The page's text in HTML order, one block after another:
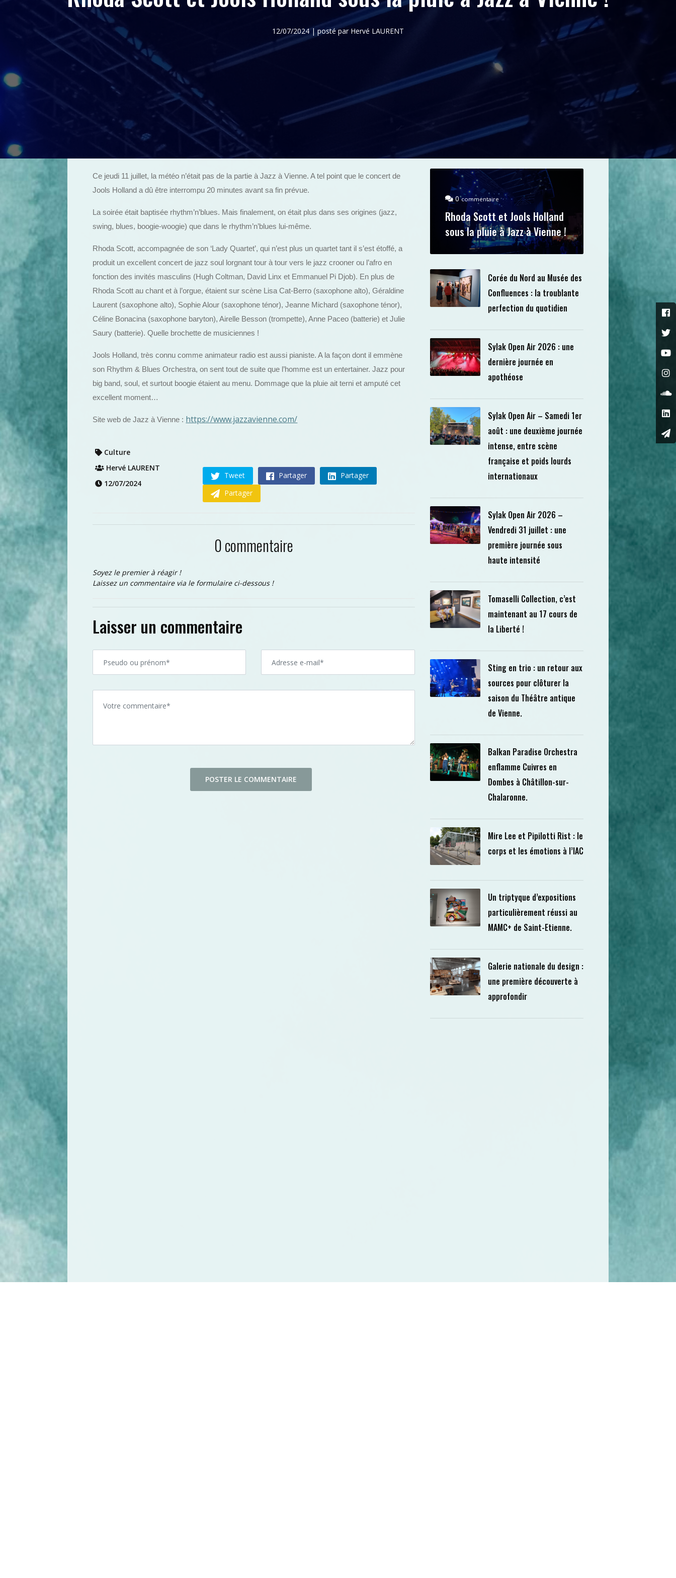
12/07/2024 | posté par Hervé LAURENT
Ce jeudi 11 juillet, la météo n’était pas de la partie à Jazz à Vienne. A tel point que le concert de
Jools Holland a dû être interrompu 20 minutes avant sa fin prévue.
La soirée était baptisée rhythm’n’blues. Mais finalement, on était plus dans ses origines (jazz,
swing, blues, boogie-woogie) que dans le rhythm’n’blues lui-même.
Rhoda Scott, accompagnée de son ‘Lady Quartet’, qui n’est plus un quartet tant il s’est étoffé, a
produit un excellent concert de jazz soul lorgnant tour à tour vers le jazz crooner ou l’afro en
fonction des invités masculins (Hugh Coltman, David Linx et Emmanuel Pi Djob). En plus de
Rhoda Scott au chant et à l’orgue, étaient sur scène Lisa Cat-Berro (saxophone alto), Géraldine
Laurent (saxophone alto), Sophie Alour (saxophone ténor), Jeanne Michard (saxophone ténor),
Céline Bonacina (saxophone baryton), Airelle Besson (trompette), Anne Paceo (batterie) et Julie
Saury (batterie). Quelle brochette de musiciennes !
Jools Holland, très connu comme animateur radio est aussi pianiste. A la façon dont il emmène
son Rhythm & Blues Orchestra, on sent tout de suite que l’homme est un entertainer. Jazz pour
big band, soul, et surtout boogie étaient au menu. Dommage que la pluie ait terni et amputé cet
excellent moment…
Site web de Jazz à Vienne : https://www.jazzavienne.com/
Culture
Hervé LAURENT
12/07/2024
Tweet Partager
Partager
Partager
0 commentaire
Soyez le premier à réagir !
Laissez un commentaire via le formulaire ci-dessous !
Laisser un commentaire
0commentaire
Rhoda Scott et Jools Holland
sous la pluie à Jazz à Vienne !
Corée du Nord au Musée des
Confluences : la troublante
perfection du quotidien
Sylak Open Air 2026 : une
dernière journée en
apothéose
Sylak Open Air – Samedi 1er
août : une deuxième journée
intense, entre scène
française et poids lourds
internationaux
Sylak Open Air 2026 –
Vendredi 31 juillet : une
première journée sous
haute intensité
Tomaselli Collection, c’est
maintenant au 17 cours de
la Liberté !
Sting en trio : un retour aux
sources pour clôturer la
saison du Théâtre antique
de Vienne.
Balkan Paradise Orchestra
enflamme Cuivres en
Dombes à Châtillon-sur-
Chalaronne.
Mire Lee et Pipilotti Rist : le
corps et les émotions à l’IAC
Un triptyque d’expositions
particulièrement réussi au
MAMC+ de Saint-Etienne.
Galerie nationale du design :
une première découverte à
approfondir